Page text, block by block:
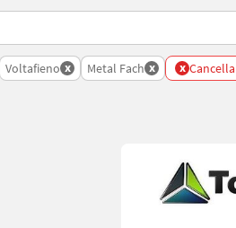
su Landwirt.com
Voltafieno x Metal Fach x x